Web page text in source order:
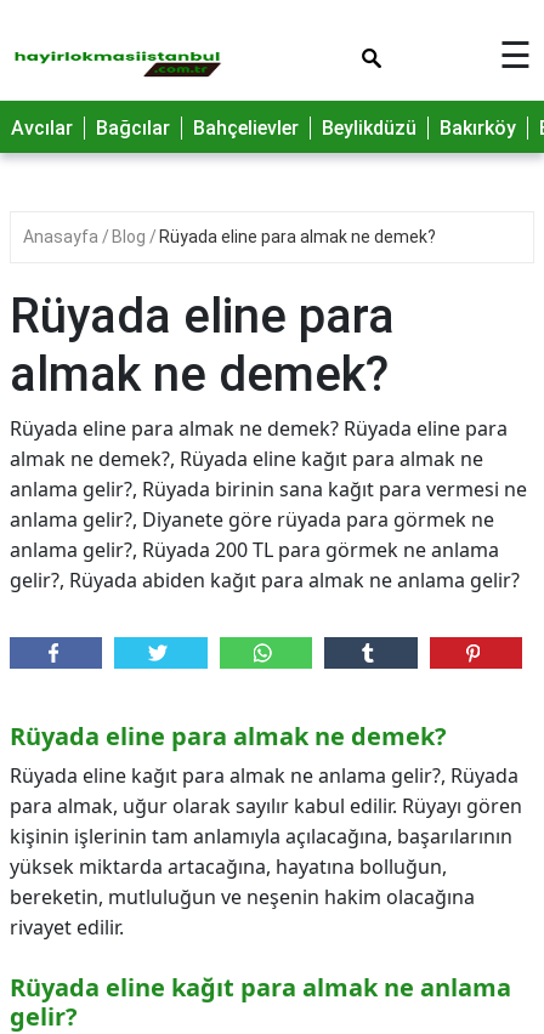
☰
Avcılar Bağcılar Bahçelievler Beylikdüzü Bakırköy
Anasayfa Blog Rüyada eline para almak ne demek?
Rüyada eline para
almak ne demek?
Rüyada eline para almak ne demek? Rüyada eline para
almak ne demek?, Rüyada eline kağıt para almak ne
anlama gelir?, Rüyada birinin sana kağıt para vermesi ne
anlama gelir?, Diyanete göre rüyada para görmek ne
anlama gelir?, Rüyada 200 TL para görmek ne anlama
gelir?, Rüyada abiden kağıt para almak ne anlama gelir?
Rüyada eline para almak ne demek?
Rüyada eline kağıt para almak ne anlama gelir?, Rüyada
para almak, uğur olarak sayılır kabul edilir. Rüyayı gören
kişinin işlerinin tam anlamıyla açılacağına, başarılarının
yüksek miktarda artacağına, hayatına bolluğun,
bereketin, mutluluğun ve neşenin hakim olacağına
rivayet edilir.
Rüyada eline kağıt para almak ne anlama
gelir?